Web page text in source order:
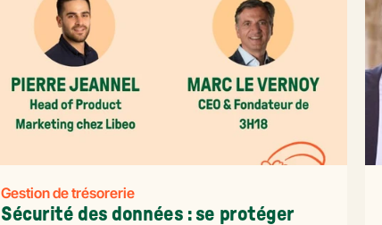
Gestion de trésorerie
Sécurité des données : se protéger